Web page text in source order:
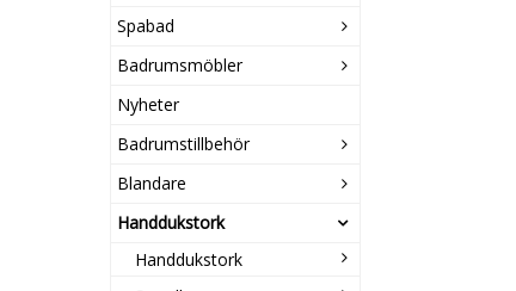
Spabad
Badrumsmöbler
Nyheter
Badrumstillbehör
Blandare
Handdukstork
Handdukstork